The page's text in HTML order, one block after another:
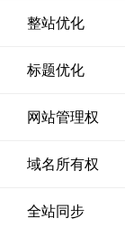
整站优化
标题优化
网站管理权
域名所有权
全站同步